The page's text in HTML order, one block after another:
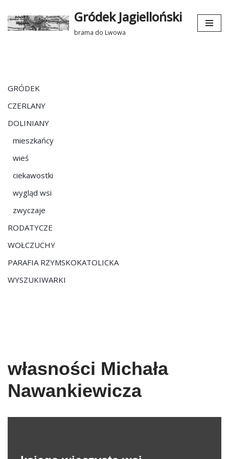
Przejdź
Gródek Jagielloński
brama do Lwowa
GRÓDEK
CZERLANY
DOLINIANY
mieszkańcy
wieś
ciekawostki
wygląd wsi
zwyczaje
RODATYCZE
WOŁCZUCHY
PARAFIA RZYMSKOKATOLICKA
WYSZUKIWARKI
własności Michała
Nawankiewicza